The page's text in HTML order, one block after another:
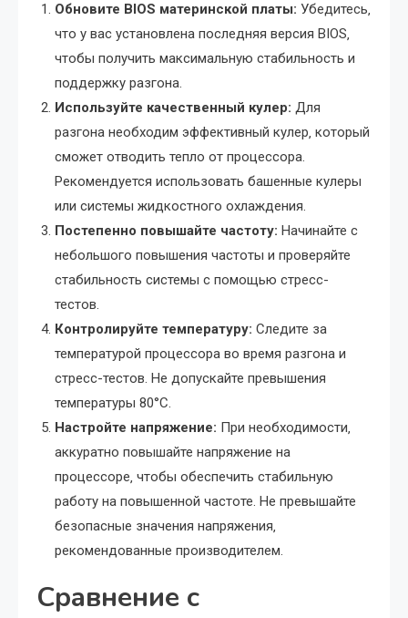
Обновите BIOS материнской платы: Убедитесь‚
что у вас установлена последняя версия BIOS‚
чтобы получить максимальную стабильность и
поддержку разгона.
Используйте качественный кулер: Для
разгона необходим эффективный кулер‚ который
сможет отводить тепло от процессора.
Рекомендуется использовать башенные кулеры
или системы жидкостного охлаждения.
Постепенно повышайте частоту: Начинайте с
небольшого повышения частоты и проверяйте
стабильность системы с помощью стресс-
тестов.
Контролируйте температуру: Следите за
температурой процессора во время разгона и
стресс-тестов. Не допускайте превышения
температуры 80°C.
Настройте напряжение: При необходимости‚
аккуратно повышайте напряжение на
процессоре‚ чтобы обеспечить стабильную
работу на повышенной частоте. Не превышайте
безопасные значения напряжения‚
рекомендованные производителем.
Сравнение с